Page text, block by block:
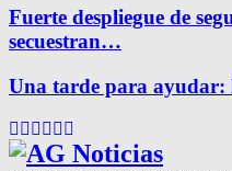
Fuerte despliegue de
secuestran…
Una tarde para ayudar:
Facebook
Twitter
Instagram
Pinterest
Google